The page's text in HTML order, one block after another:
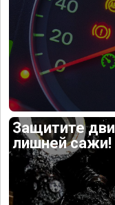
Защитите
лишней сажи!